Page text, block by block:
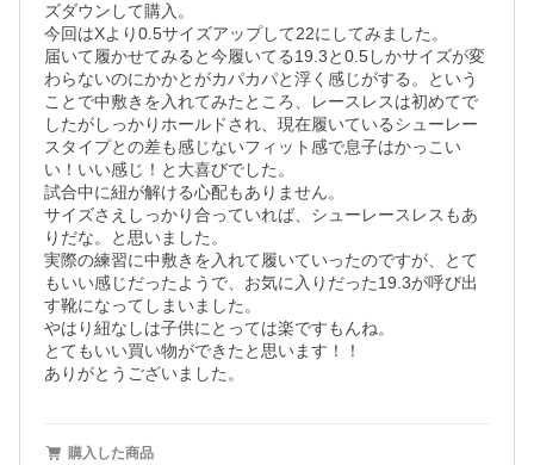
ズダウンして購入。
今回はXより0.5サイズアップして22にしてみました。
届いて履かせてみると今履いてる19.3と0.5しかサイズが変
わらないのにかかとがカパカパと浮く感じがする。という
ことで中敷きを入れてみたところ、レースレスは初めてで
したがしっかりホールドされ、現在履いているシューレー
スタイプとの差も感じないフィット感で息子はかっこい
い！いい感じ！と大喜びでした。
試合中に紐が解ける心配もありません。
サイズさえしっかり合っていれば、シューレースレスもあ
りだな。と思いました。
実際の練習に中敷きを入れて履いていったのですが、とて
もいい感じだったようで、お気に入りだった19.3が呼び出
す靴になってしまいました。
やはり紐なしは子供にとっては楽ですもんね。
とてもいい買い物ができたと思います！！
ありがとうございました。
購入した商品